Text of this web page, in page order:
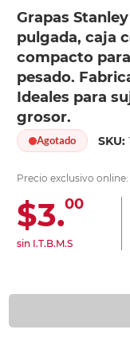
Grapas
pulgada, caja
compacto
pesado.
Ideales para
grosor.
Agotado SKU:
Precio exclusivo online:
$3.00
sin I.T.B.M.S